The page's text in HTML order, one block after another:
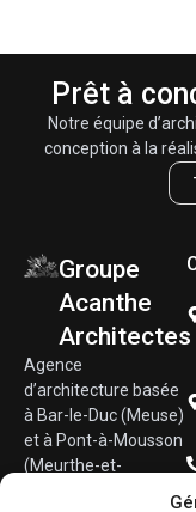
Prêt à
Notre équipe
conception à la
Groupe
Acanthe
Architectes
Agence
d’architecture basée
à Bar-le-Duc (Meuse)
et à Pont-à-Mousson
(Meurthe-et-